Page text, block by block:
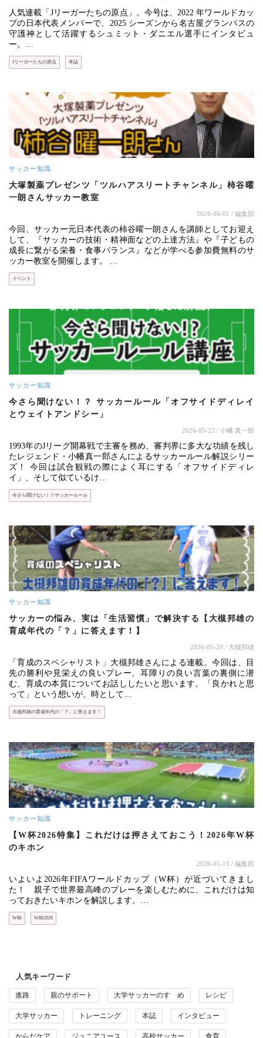
人気連載「Jリーガーたちの原点」。今号は、2022 年ワールドカッ
プの日本代表メンバーで、2025 シーズンから名古屋グランパスの
守護神として活躍するシュミット・ダニエル選手にインタビュ
ー。…
Jリーガーたちの原点 本誌
サッカー知識
大塚製薬プレゼンツ「ツルハアスリートチャンネル」柿谷曜
一朗さんサッカー教室
2026-06-01 / 編集部
今回、サッカー元日本代表の柿谷曜一朗さんを講師としてお迎え
して、『サッカーの技術・精神面などの上達方法』や『子どもの
成長に繋がる栄養・食事バランス』などが学べる参加費無料のサ
ッカー教室を開催します。 …
イベント
サッカー知識
今さら聞けない！？ サッカールール「オフサイドディレイ
とウェイトアンドシー」
2026-05-22 / 小幡 真一郎
1993年のJリーグ開幕戦で主審を務め、審判界に多大な功績を残し
たレジェンド・小幡真一郎さんによるサッカールール解説シリー
ズ！ 今回は試合観戦の際によく耳にする「オフサイドディレ
イ」、そして似ているけ…
今さら聞けない！？サッカールール
サッカー知識
サッカーの悩み、実は「生活習慣」で解決する【大槻邦雄の
育成年代の「？」に答えます！】
2026-05-20 / 大槻邦雄
「育成のスペシャリスト」大槻邦雄さんによる連載。今回は、目
先の勝利や見栄えの良いプレー、耳障りの良い言葉の裏側に潜
む、育成の本質についてお話ししたいと思います。「良かれと思
って」という想いが、時として…
大槻邦雄の育成年代の「？」に答えます！
サッカー知識
【W杯2026特集】これだけは押さえておこう！2026年W杯
のキホン
2026-05-15 / 編集部
いよいよ2026年FIFAワールドカップ（W杯）が近づいてきまし
た！ 親子で世界最高峰のプレーを楽しむために、これだけは知
っておきたいキホンを解説します。…
W杯 W杯2026
人気キーワード
進路 親のサポート 大学サッカーのすゝめ レシピ
大学サッカー トレーニング 本誌 インタビュー